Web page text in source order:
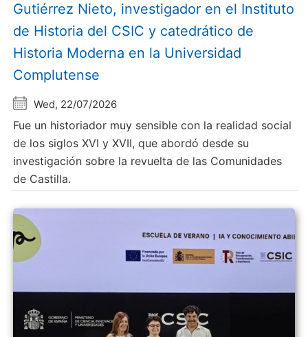
Gutiérrez Nieto, investigador en el Instituto
de Historia del CSIC y catedrático de
Historia Moderna en la Universidad
Complutense
Wed, 22/07/2026
Fue un historiador muy sensible con la realidad social
de los siglos XVI y XVII, que abordó desde su
investigación sobre la revuelta de las Comunidades
de Castilla.